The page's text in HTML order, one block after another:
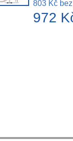
803 Kč
972